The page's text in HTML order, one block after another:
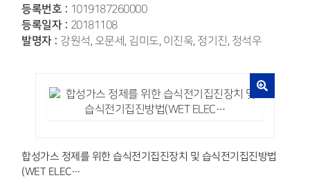
등록번호 : 1019187260000
등록일자 : 20181108
발명자 : 강원석, 오문세, 김미도, 이진욱, 정기진, 정석우
합성가스 정제를 위한 습식전기집진장치 및 습식전기집진방법
(WET ELEC…